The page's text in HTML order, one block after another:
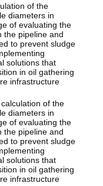
of the
diameters in
of evaluating the
the pipeline and
to prevent sludge
solutions that
in oil gathering
infrastructure
of the
diameters in
of evaluating the
the pipeline and
to prevent sludge
solutions that
in oil gathering
infrastructure